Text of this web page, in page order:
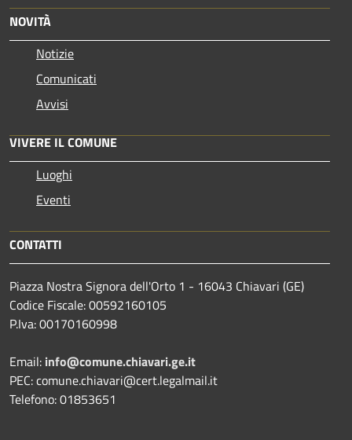
NOVITÀ
Notizie
Comunicati
Avvisi
VIVERE IL COMUNE
Luoghi
Eventi
CONTATTI
Piazza Nostra Signora dell'Orto 1 - 16043 Chiavari (GE)
Codice Fiscale: 00592160105
P.Iva: 00170160998
Email: info@comune.chiavari.ge.it
PEC: comune.chiavari@cert.legalmail.it
Telefono: 01853651